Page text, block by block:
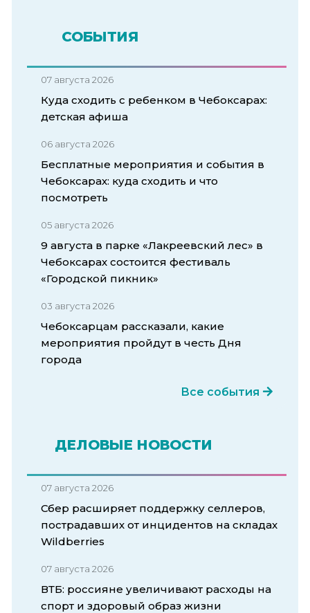
СОБЫТИЯ
07 августа 2026
Куда сходить с ребенком в Чебоксарах:
детская афиша
06 августа 2026
Бесплатные мероприятия и события в
Чебоксарах: куда сходить и что
посмотреть
05 августа 2026
9 августа в парке «Лакреевский лес» в
Чебоксарах состоится фестиваль
«Городской пикник»
03 августа 2026
Чебоксарцам рассказали, какие
мероприятия пройдут в честь Дня
города
Все события
ДЕЛОВЫЕ НОВОСТИ
07 августа 2026
Сбер расширяет поддержку селлеров,
пострадавших от инцидентов на складах
Wildberries
07 августа 2026
ВТБ: россияне увеличивают расходы на
спорт и здоровый образ жизни